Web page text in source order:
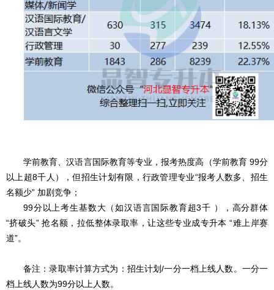
学前教育、汉语言国际教育等专业，报考热度高（学前教育 99分
以上超8千人），但招生计划有限，行政管理专业“报考人数多、招生
名额少” 加剧竞争；
99分以上考生基数大（如汉语言国际教育超3千 ），高分群体
“挤破头” 抢名额，拉低整体录取率，让这些专业成专升本 “难上岸赛
道”。
备注：录取率计算方式为：招生计划/一分一档上线人数。一分一
档上线人数为99分以上人数。